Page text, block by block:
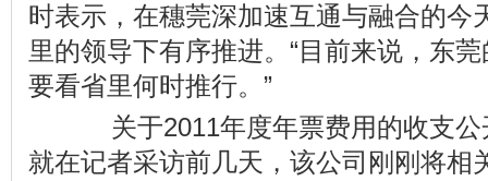
时表示，在穗莞深加速互通与融合的今
里的领导下有序推进。“目前来说，东
要看省里何时推行。”
关于2011年度年票费用的收支公
就在记者采访前几天，该公司刚刚将相